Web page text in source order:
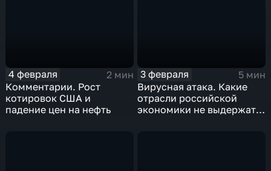
4 февраля
2 мин
Комментарии. Рост
котировок США и
падение цен на нефть
3 февраля
5 мин
Вирусная атака. Какие
отрасли российской
экономики не выдержат